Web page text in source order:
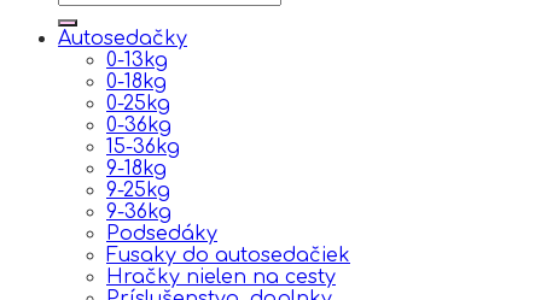
Autosedačky
0-13kg
0-18kg
0-25kg
0-36kg
15-36kg
9-18kg
9-25kg
9-36kg
Podsedáky
Fusaky do autosedačiek
Hračky nielen na cesty